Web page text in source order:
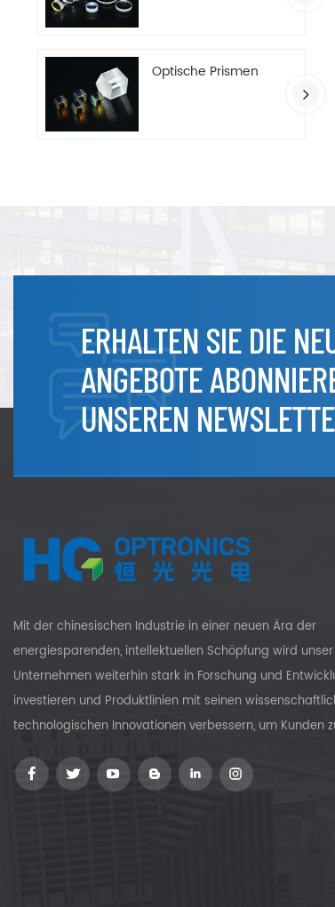
Optische Prismen
ERHALTEN SIE DIE
ANGEBOTE
UNSEREN
Mit der chinesischen Industrie in einer neuen Ära der
energiesparenden, intellektuellen Schöpfung wird unser
Unternehmen weiterhin stark in Forschung und
investieren und Produktlinien mit seinen
technologischen Innovationen verbessern, um Kunden